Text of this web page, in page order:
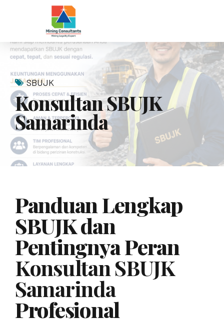
SBUJK
Konsultan SBUJK
Samarinda
Panduan Lengkap
SBUJK dan
Pentingnya Peran
Konsultan SBUJK
Samarinda
Profesional